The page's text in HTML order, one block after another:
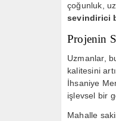
çoğunluk,
sevindirici
Projenin
Uzmanlar,
kalitesini
İhsaniye
işlevsel bir
Mahalle